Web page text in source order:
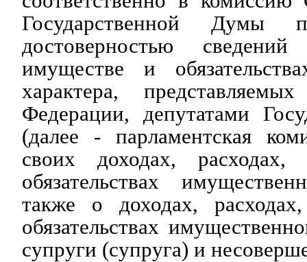
Государственной Думы
достоверностью
имуществе и
характера,
Федерации, депутатами
(далее - парламентская
своих доходах,
обязательствах
также о доходах,
обязательствах
супруги (супруга) и